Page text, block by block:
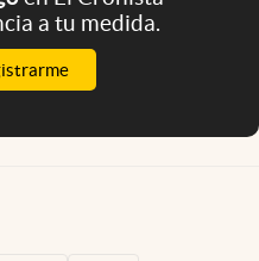
a tu medida.